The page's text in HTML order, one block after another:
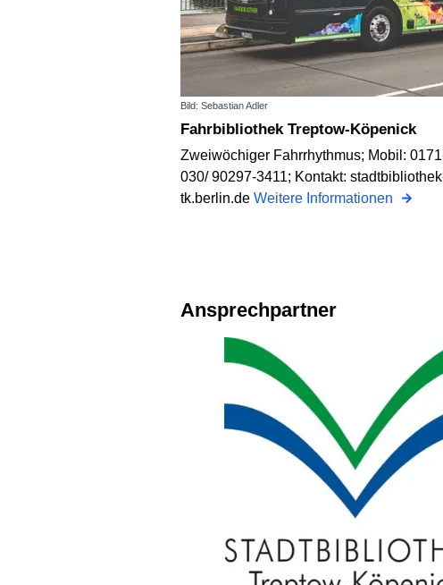
Bild: Sebastian Adler
Fahrbibliothek Treptow-Köpenick
Zweiwöchiger Fahrrhythmus; Mobil:
030/ 90297-3411; Kontakt:
tk.berlin.deWeitere Informationen
Ansprechpartner